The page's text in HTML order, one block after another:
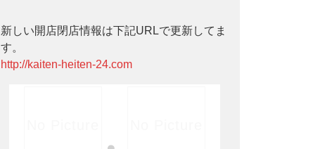
新しい開店閉店情報は下記URLで更新してま
す。
http://kaiten-heiten-24.com